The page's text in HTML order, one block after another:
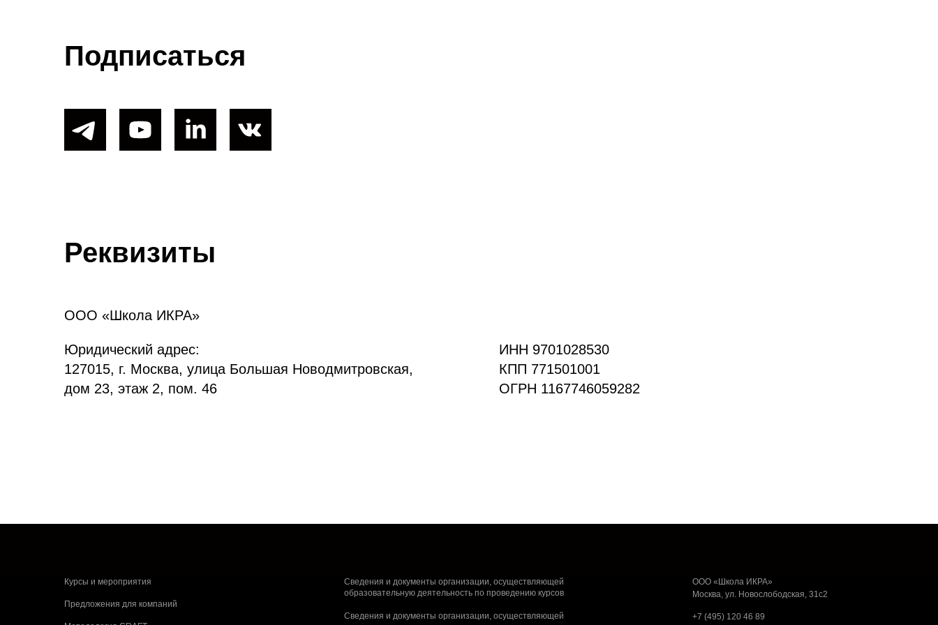
Подписаться
Реквизиты
ООО «Школа ИКРА»
Юридический адрес:
127015, г. Москва, улица Большая Новодмитровская,
дом 23, этаж 2, пом. 46
ИНН 9701028530
КПП 771501001
ОГРН 1167746059282
Курсы и мероприятия
Сведения и документы организации, осуществляющей
образовательную деятельность по проведению курсов
Сведения и документы организации, осуществляющей
ООО «Школа ИКРА»
Москва, ул. Новослободская, 31с2
Предложения для компаний
+7 (495) 120 46 89